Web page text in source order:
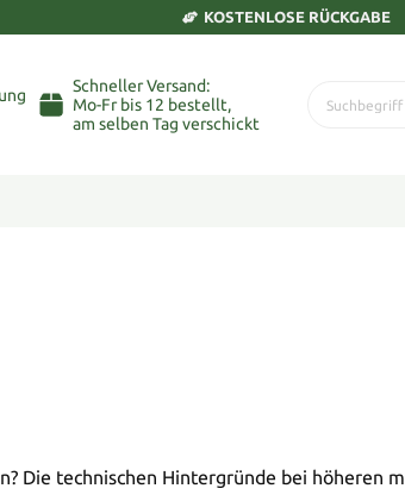
KOSTENLOSE RÜCKGABE
Schneller Versand:
Mo-Fr bis 12 bestellt,
am selben Tag verschickt
Die technischen Hintergründe bei höheren